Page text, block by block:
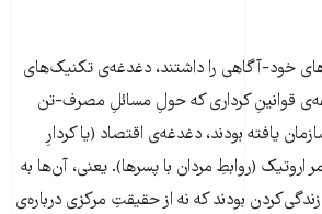
خود-آگاهی را داشتند، دغدغه‌ی تکنیک‌های
قوانینِ کرداری که حولِ مسائلِ مصرف-تن
یافته بودند، دغدغه‌ی اقتصاد (یا کردارِ
اروتیک (روابطِ مردان با پسرها). یعنی، آن‌ها به
بودند که نه از حقیقتِ مرکزی درباره‌ی